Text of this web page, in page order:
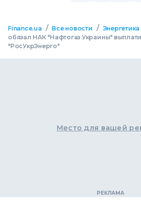
Finance.ua / Все новости / Энергетика
обязал НАК "Нафтогаз Украины"
"РосУкрЭнерго"
Место для вашей